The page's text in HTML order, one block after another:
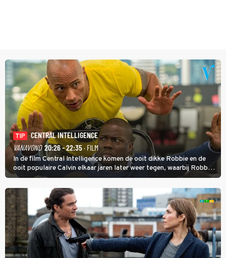
TIP
CENTRAL INTELLIGENCE
VANAVOND 20:26 - 22:35· FILM
In de film Central Intelligence komen de ooit dikke Robbie en de
ooit populaire Calvin elkaar jaren later weer tegen, waarbij Robbie,
inmiddels supergespierd en werkzaam voor de CIA, Calvins hulp
goed kan gebruiken.